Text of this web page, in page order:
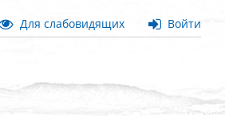
Для слабовидящих Войти